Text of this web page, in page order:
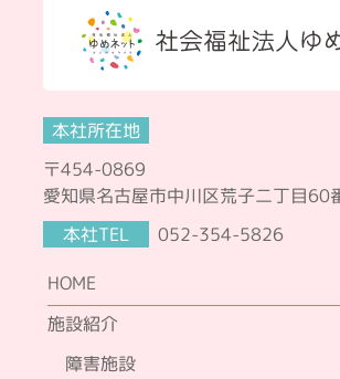
本社所在地
〒454-0869
愛知県名古屋市中川区荒子二丁目60
本社TEL
052-354-5826
HOME
施設紹介
障害施設